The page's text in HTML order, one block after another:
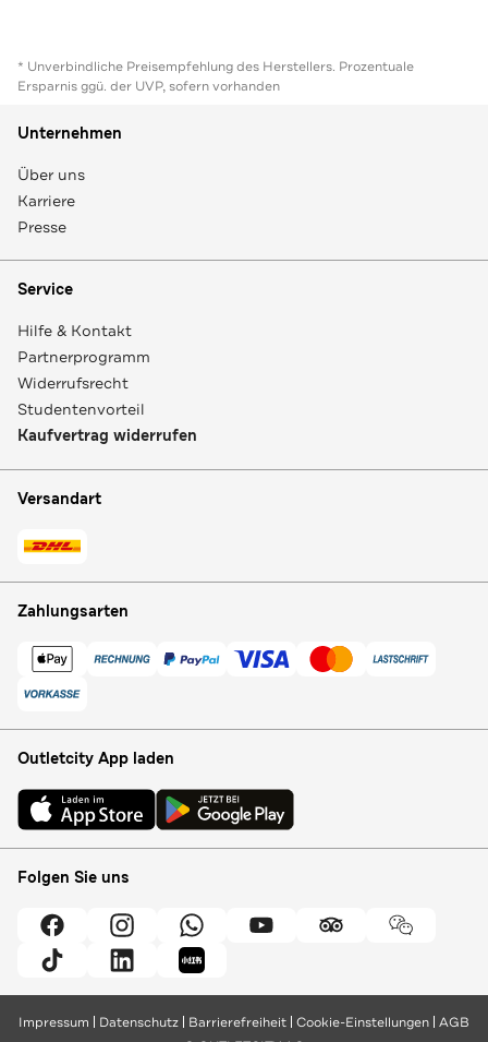
* Unverbindliche Preisempfehlung des Herstellers. Prozentuale
Ersparnis ggü. der UVP, sofern vorhanden
Unternehmen
Über uns
Karriere
Presse
Service
Hilfe & Kontakt
Partnerprogramm
Widerrufsrecht
Studentenvorteil
Kaufvertrag widerrufen
Versandart
Zahlungsarten
Outletcity App laden
Folgen Sie uns
Impressum Datenschutz Barrierefreiheit Cookie-Einstellungen AGB